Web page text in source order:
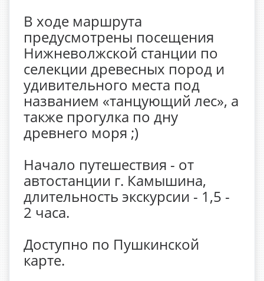
В ходе маршрута
предусмотрены посещения
Нижневолжской станции по
селекции древесных пород и
удивительного места под
названием «танцующий лес», а
также прогулка по дну
древнего моря ;)
Начало путешествия - от
автостанции г. Камышина,
длительность экскурсии - 1,5 -
2 часа.
Доступно по Пушкинской
карте.